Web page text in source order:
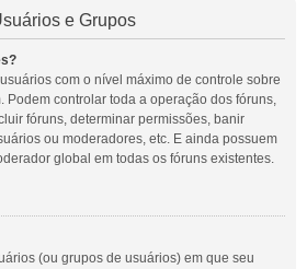
e Grupos
com o nível máximo de controle sobre
Podem controlar toda a operação dos fóruns,
fóruns, determinar permissões, banir
ou moderadores, etc. E ainda possuem
global em todas os fóruns existentes.
(ou grupos de usuários) em que seu